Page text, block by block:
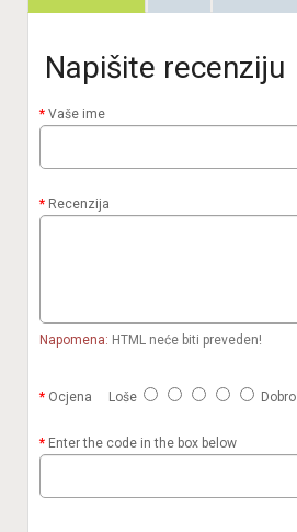
Napišite recenziju
Vaše ime
Recenzija
Napomena: HTML neće biti preveden!
Ocjena Loše Dobro
Enter the code in the box below